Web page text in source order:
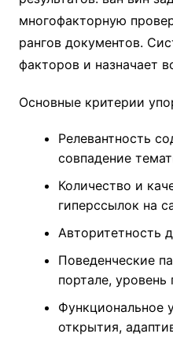
многофакторную
рангов документов.
факторов и назначает
Основные критерии
Релевантность
совпадение
Количество и
гиперссылок на
Авторитетность
Поведенческие
портале, уровень
Функциональное
открытия,